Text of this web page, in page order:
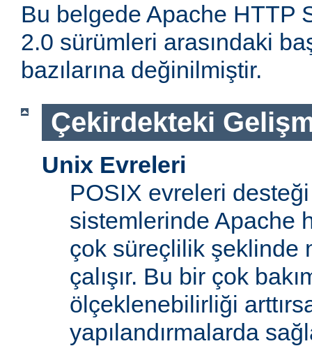
Bu belgede Apache HTTP
2.0 sürümleri arasındaki
bazılarına değinilmiştir.
Çekirdekteki
Unix Evreleri
POSIX evreleri
sistemlerinde Apache
çok süreçlilik şeklinde
çalışır. Bu bir çok
ölçeklenebilirliği
yapılandırmalarda